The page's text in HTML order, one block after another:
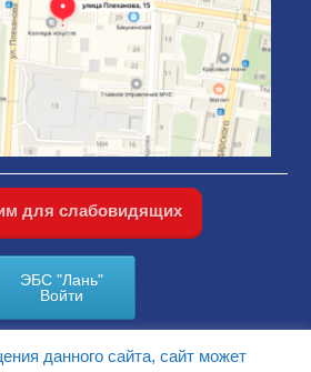
для слабовидящих
ЭБС "Лань"
Войти
КАРТА САЙТА
данного сайта, сайт может